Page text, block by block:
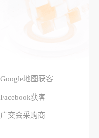
Google地图获客
Facebook获客
广交会采购商